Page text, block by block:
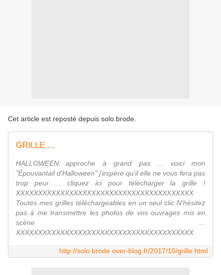
Cet article est reposté depuis solo.brode
GRILLE ...
HALLOWEEN approche à grand pas ... voici mon
"Épouvantail d'Halloween" j'espère qu'il elle ne vous fera pas
trop peur ... cliquez ici pour télécharger la grille !
XXXXXXXXXXXXXXXXXXXXXXXXXXXXXXXXXXXXXXXX
Toutes mes grilles téléchargeables en un seul clic N'hésitez
pas à me transmettre les photos de vos ouvrages mis en
scène ...
XXXXXXXXXXXXXXXXXXXXXXXXXXXXXXXXXXXXXXXX
http://solo.brode.over-blog.fr/2017/10/grille.html